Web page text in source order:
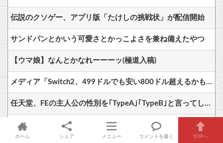
伝説のクソゲー、アプリ版「たけしの挑戦状」が配信開始
サンドパンとかいう可愛さとかっこよさを兼ね備えたやつ
【ウマ娘】なんとかなれーーーッ(極道入稿)
メディア「Switch2、499ドルでも安い800ドル超えるかも。PS5は直近での値上げ可能性低い」
任天堂、FEの主人公の性別を｢TypeA｣｢TypeB｣と言ってしまう…
【艦これ】軽空母混成の潜水マスって陣形なんにしてますの？？？
ホーム シェア メニュー コメントを書く TOPへ